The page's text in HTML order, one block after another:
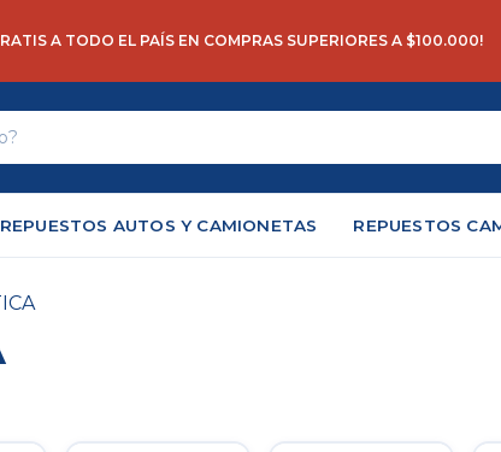
OFF PAGANDO POR TRANSFERENCIA BANCARIA
REPUESTOS AUTOS Y CAMIONETAS REPUESTOS